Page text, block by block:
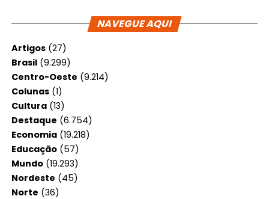
NAVEGUE AQUI
Artigos(27)
Brasil(9.299)
Centro-Oeste (9.214)
Colunas(1)
Cultura(13)
Destaque (6.754)
Economia(19.218)
Educação(57)
Mundo(19.293)
Nordeste (45)
Norte (36)